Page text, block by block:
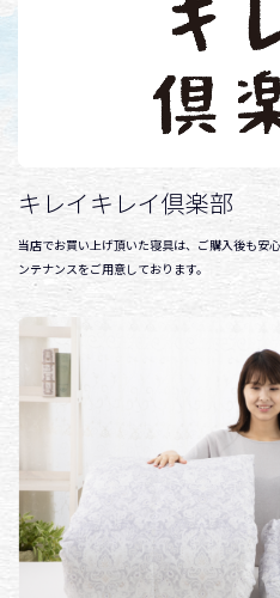
キレイキレイ倶楽部
当店でお買い上げ頂いた寝具は、ご購入後も安
ンテナンスをご用意しております。